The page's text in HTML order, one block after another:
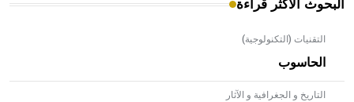
البحوث الأكثر قراءة
التقنيات (التكنولوجية)
الحاسوب
التاريخ و الجغرافية و الآثار